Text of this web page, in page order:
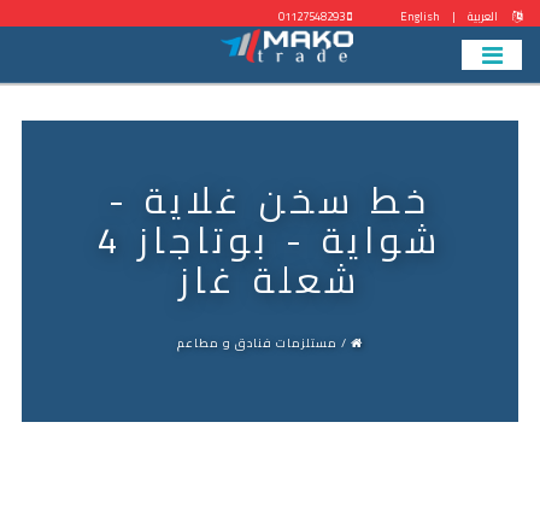
العربية |
English
خط سخن غلاية -
شواية - بوتاجاز 4
شعلة غاز
/ مستلزمات فنادق و مطاعم